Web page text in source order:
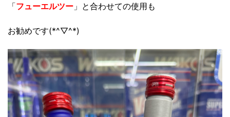
「フューエルツー 」と合わせての使用も
お勧めです(*^▽^*)